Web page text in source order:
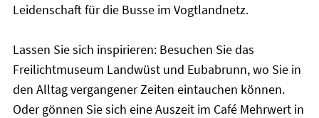
Leidenschaft für die Busse im Vogtlandnetz.
Lassen Sie sich inspirieren: Besuchen Sie das
Freilichtmuseum Landwüst und Eubabrunn, wo Sie in
den Alltag vergangener Zeiten eintauchen können.
Oder gönnen Sie sich eine Auszeit im Café Mehrwert in